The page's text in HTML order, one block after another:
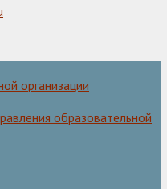
организации
образовательной